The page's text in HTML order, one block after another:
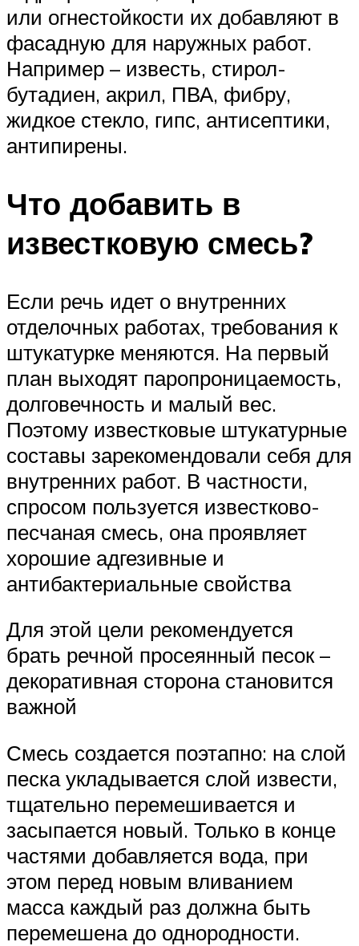
или огнестойкости их добавляют в
фасадную для наружных работ.
Например – известь, стирол-
бутадиен, акрил, ПВА, фибру,
жидкое стекло, гипс, антисептики,
антипирены.
Что добавить в
известковую смесь?
Если речь идет о внутренних
отделочных работах, требования к
штукатурке меняются. На первый
план выходят паропроницаемость,
долговечность и малый вес.
Поэтому известковые штукатурные
составы зарекомендовали себя для
внутренних работ. В частности,
спросом пользуется известково-
песчаная смесь, она проявляет
хорошие адгезивные и
антибактериальные свойства
Для этой цели рекомендуется
брать речной просеянный песок –
декоративная сторона становится
важной
Смесь создается поэтапно: на слой
песка укладывается слой извести,
тщательно перемешивается и
засыпается новый. Только в конце
частями добавляется вода, при
этом перед новым вливанием
масса каждый раз должна быть
перемешена до однородности.